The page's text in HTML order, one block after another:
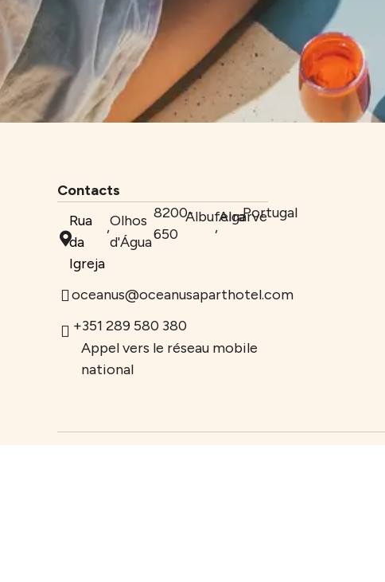
Contacts
Rua
da
Igreja
,Olhos
d'Água
8200-
650
Albufeira
,
AlgarvePortugal
oceanus@oceanusaparthotel.com
+351 289 580 380
Appel vers le réseau mobile
national